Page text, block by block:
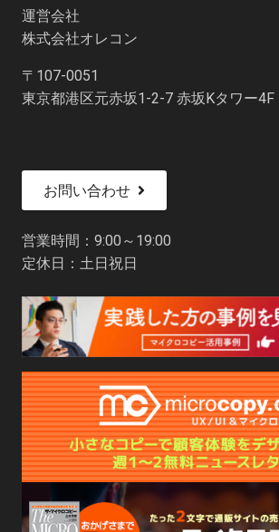
運営会社
株式会社オレコン
〒107-0051
東京都港区元赤坂1-2-7 赤坂Kタワー4F
お問い合わせ
営業時間：9:00～19:00
定休日：土日祝日